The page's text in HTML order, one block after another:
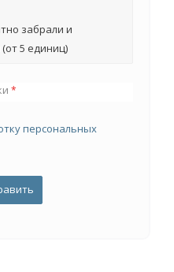
забрали и
5 единиц)
*
персональных